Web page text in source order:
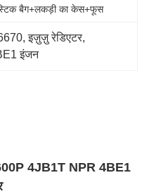
बैग+लकड़ी का केस+फूस
, इज़ुज़ु रेडिएटर,
इंजन
4JB1T NPR 4BE1